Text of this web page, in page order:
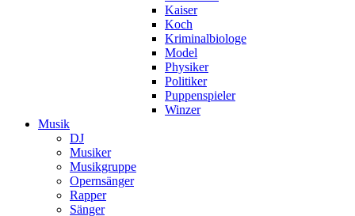
Kaiser
Koch
Kriminalbiologe
Model
Physiker
Politiker
Puppenspieler
Winzer
Musik
DJ
Musiker
Musikgruppe
Opernsänger
Rapper
Sänger